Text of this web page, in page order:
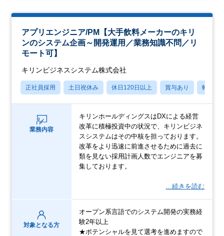
アプリエンジニア/PM【大手飲料メーカーのキリ
ンのシステム企画～開発運用／業務知識不問／リ
モート可】
キリンビジネスシステム株式会社
正社員採用 土日祝休み 休日120日以上 賞与あり 転勤な
業務内容
キリンホールディングスはDXによる経営
改革に積極投資中の状況で、キリンビジネ
スシステムはその中核を担っております。
改革をより迅速に前進させるために過去に
類を見ない採用計画人数でエンジニアを募
集しております。
…続きを読む
対象となる方
オープン系言語でのシステム開発の実務経
験2年以上
★ポテンシャルを見て選考を進めますので